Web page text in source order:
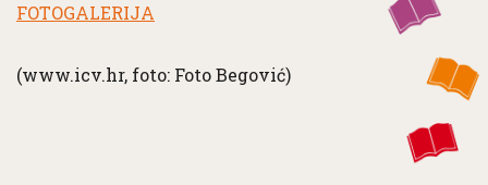
FOTOGALERIJA
(www.icv.hr, foto: Foto Begović)